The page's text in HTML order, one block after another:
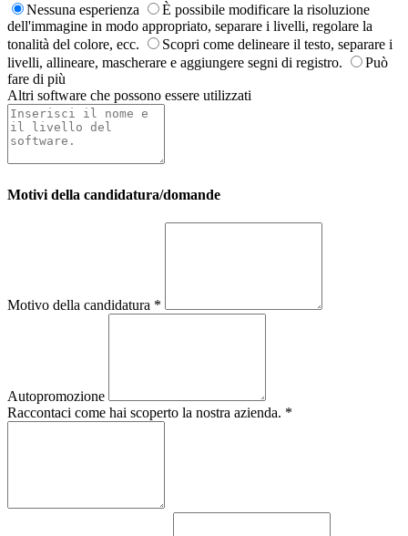
Nessuna esperienza
È possibile modificare la risoluzione
dell'immagine in modo appropriato, separare i livelli, regolare la
tonalità del colore, ecc.
Scopri come delineare il testo, separare i
livelli, allineare, mascherare e aggiungere segni di registro.
Può
fare di più
Altri software che possono essere utilizzati
Motivi della candidatura/domande
Motivo della candidatura *
Autopromozione
Raccontaci come hai scoperto la nostra azienda. *